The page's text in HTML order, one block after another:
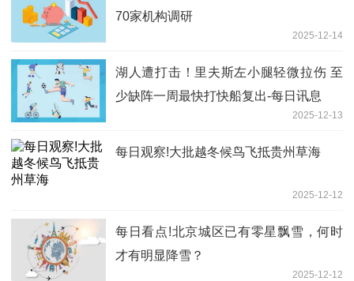
70家机构调研
2025-12-14
湖人遭打击！里夫斯左小腿轻微拉伤 至
少缺阵一周最快打快船复出-每日讯息
2025-12-13
每日观察!大批越冬候鸟飞抵贵州草海
2025-12-12
每日看点!北京城区已有零星飘雪，何时
才有明显降雪？
2025-12-12